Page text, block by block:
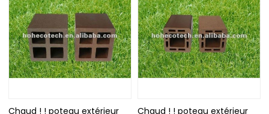
Chaud ! ! poteau extérieur
Chaud ! ! poteau extérieur